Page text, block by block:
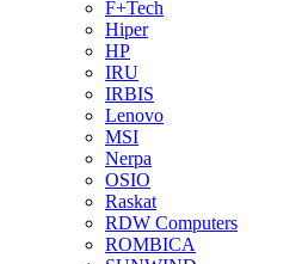
F+Tech
Hiper
HP
IRU
IRBIS
Lenovo
MSI
Nerpa
OSIO
Raskat
RDW Computers
ROMBICA